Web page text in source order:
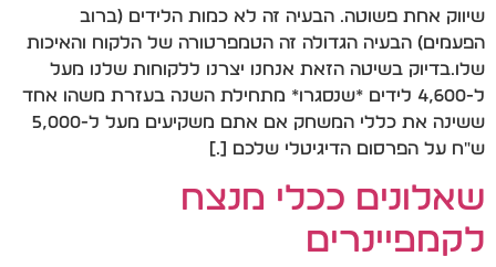
שיווק אחת פשוטה. הבעיה זה לא כמות הלידים (ברוב
הפעמים) הבעיה הגדולה זה הטמפרטורה של הלקוח והאיכות
שלו.בדיוק בשיטה הזאת אנחנו יצרנו ללקוחות שלנו מעל
ל-4,600 לידים *שנסגרו* מתחילת השנה בעזרת משהו אחד
ששינה את כללי המשחק אם אתם משקיעים מעל ל-5,000
ש"ח על הפרסום הדיגיטלי שלכם […]
שאלונים ככלי מנצח
לקמפיינרים